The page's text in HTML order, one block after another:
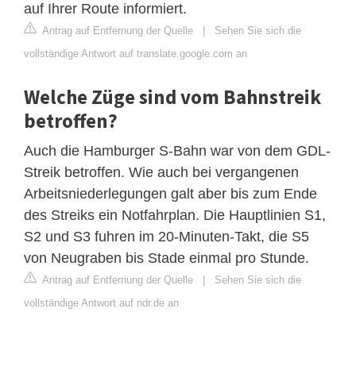
auf Ihrer Route informiert.
Antrag auf Entfernung der Quelle
Sehen Sie sich die
vollständige Antwort auf translate.google.com an
Welche Züge sind vom Bahnstreik
betroffen?
Auch die Hamburger S-Bahn war von dem GDL-
Streik betroffen. Wie auch bei vergangenen
Arbeitsniederlegungen galt aber bis zum Ende
des Streiks ein Notfahrplan. Die Hauptlinien S1,
S2 und S3 fuhren im 20-Minuten-Takt, die S5
von Neugraben bis Stade einmal pro Stunde.
Antrag auf Entfernung der Quelle
Sehen Sie sich die
vollständige Antwort auf ndr.de an